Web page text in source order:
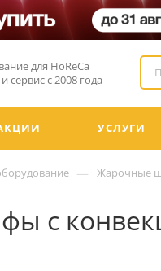
для HoReCa
сервис с 2008 года
УСЛУГИ
— Жарочные
с